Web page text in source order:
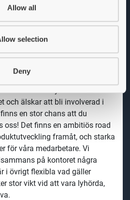
Allow all
selection
Deny
pratar det. Vi kör dagliga
tillsammans med kollegor
har Smartoptics många
ett och samma ställe. Det är
och älskar att bli involverad i
en stor chans att du
oss! Det finns en ambitiös road
framåt, och starka
för våra medarbetare. Vi
på kontoret några
i övrigt flexibla vad gäller
stor vikt vid att vara lyhörda,